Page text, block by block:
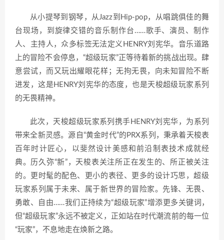
从小提琴到钢琴，从Jazz到Hip-pop，从唱跳俱佳的舞
台现场，到旋律交错的音乐制作台……歌手、演员、制作
人、主持人，众多标签无法定义HENRY刘宪华。音乐道路
上的冒险不会停息，“超级玩家”正等待着新的挑战出现。肆
意尝试，而又玩出耀眼花样；无拘无畏，向未知冒险不断
进发，这是HENRY刘宪华的态度，也是天梭超级玩家系列
的无畏精神。
此次，天梭超级玩家系列携手HENRY刘宪华，为系列
带来全新灵感。源自“黄金时代”的PRX系列，秉承着天梭表
百年时计匠心，以斐然设计美感和前沿制表技术成就经
典。历久弥“新”，天梭表关注所正在发生的、所正被关注
的。更时髦的配色、更小的表径、更多的设计巧思，超级
玩家系列属于未来、属于新世界的冒险家。先锋、无畏、
勇敢、自由……我们正持续为“超级玩家”增添更多关键词，
但“超级玩家”永远不被定义，正如站在时代潮流前的每一位
“玩家”，不息地走在焕新之路。